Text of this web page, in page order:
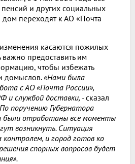
и других социальных
переходят к АО «Почта
касаются пожилых
предоставить им
чтобы избежать
домыслов.«Нами была
с АО «Почта России»,
и службой доставки, -сказал
поручению Губернатора
были отработаны все моменты
возникнуть. Ситуация
и город готов ко
спорных вопросов будет